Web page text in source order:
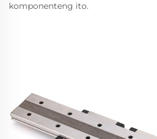
komponenteng ito.